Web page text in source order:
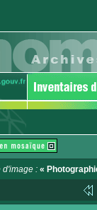
d'image : «